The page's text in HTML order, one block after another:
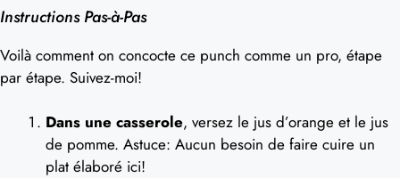
Instructions Pas-à-Pas
Voilà comment on concocte ce punch comme un pro, étape
par étape. Suivez-moi!
Dans une casserole, versez le jus d’orange et le jus
de pomme. Astuce: Aucun besoin de faire cuire un
plat élaboré ici!